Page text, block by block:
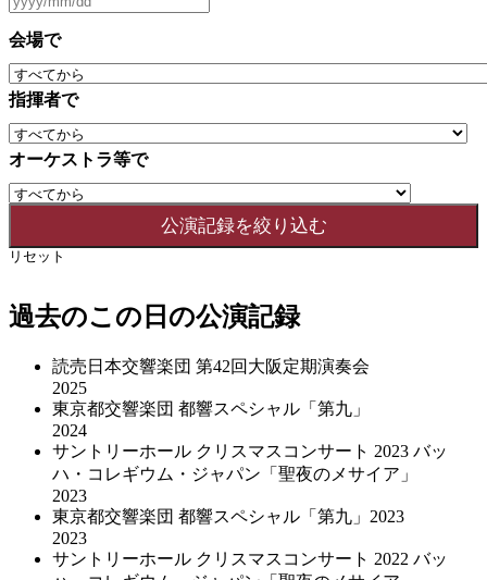
会場で
指揮者で
オーケストラ等で
リセット
過去のこの日の公演記録
読売日本交響楽団 第42回大阪定期演奏会
2025
東京都交響楽団 都響スペシャル「第九」
2024
サントリーホール クリスマスコンサート 2023 バッ
ハ・コレギウム・ジャパン「聖夜のメサイア」
2023
東京都交響楽団 都響スペシャル「第九」2023
2023
サントリーホール クリスマスコンサート 2022 バッ